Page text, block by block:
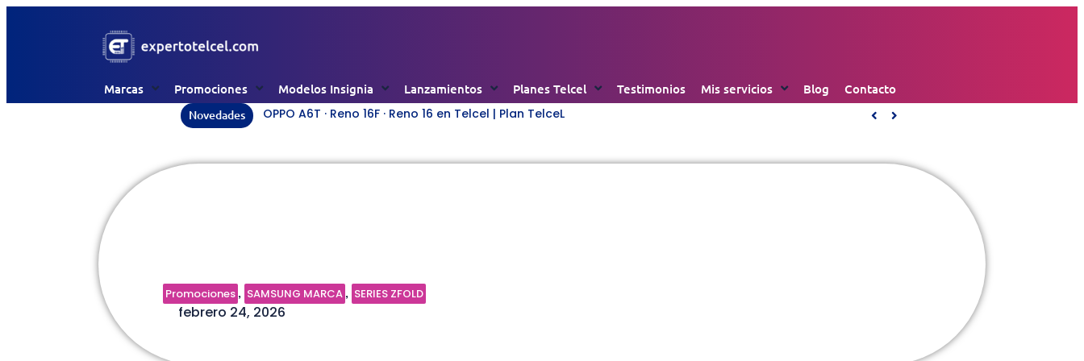
Marcas Promociones Modelos Insignia Lanzamientos Planes Telcel Testimonios Mis servicios Blog Contacto
Novedades OPPO A6T · Reno 16F · Reno 16 en Telcel | Plan TelceL
Promociones , SAMSUNG MARCA , SERIES ZFOLD
febrero 24, 2026